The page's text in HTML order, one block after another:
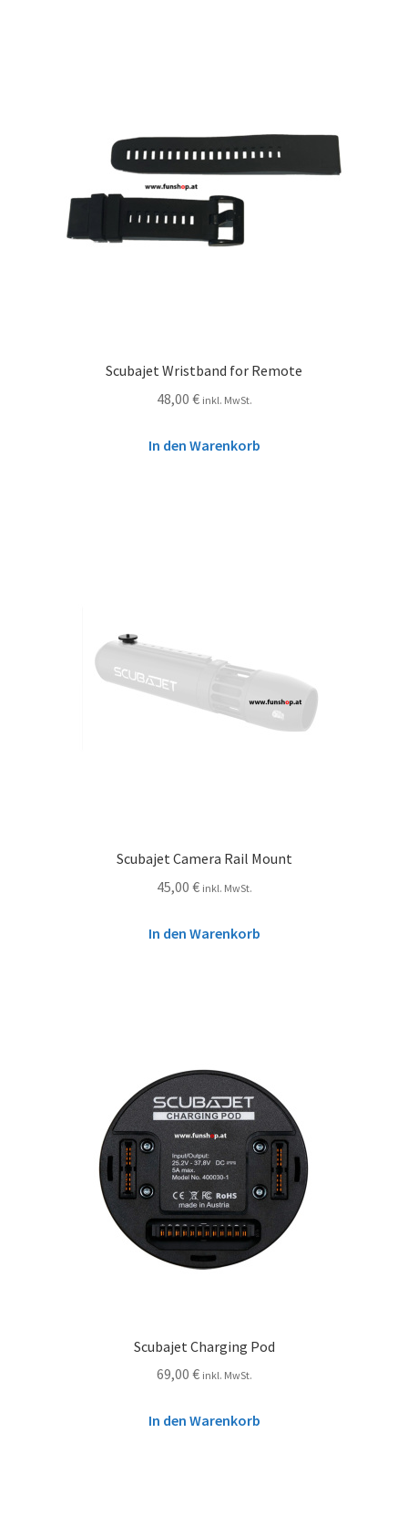
Scubajet Wristband for Remote
48,00 € inkl. MwSt.
In den Warenkorb
Scubajet Camera Rail Mount
45,00 € inkl. MwSt.
In den Warenkorb
Scubajet Charging Pod
69,00 € inkl. MwSt.
In den Warenkorb